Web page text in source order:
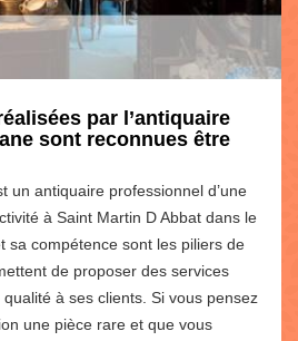
par l’antiquaire
sont reconnues être
un antiquaire professionnel d’une
à Saint Martin D Abbat dans le
sa compétence sont les piliers de
de proposer des services
à ses clients. Si vous pensez
une pièce rare et que vous